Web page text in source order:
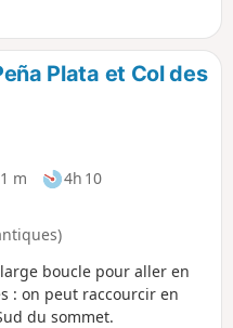
habitées au
Plata et Col des
m
4h 10
boucle pour aller en
: on peut raccourcir en
du sommet.